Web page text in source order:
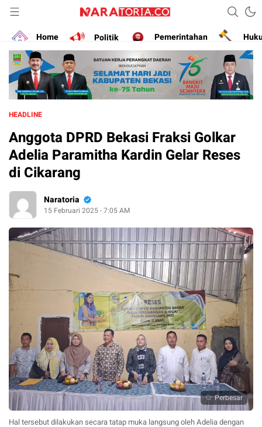
naratoria.co
Narasikan Fakta dan Data
Home
Politik Pemerintahan
HEADLINE
Anggota DPRD Bekasi Fraksi Golkar
Adelia Paramitha Kardin Gelar Reses
di Cikarang
Naratoria
15 Februari 2025 - 7:05 AM
Perbesar
Hal tersebut dilakukan secara tatap muka langsung oleh Adelia dengan